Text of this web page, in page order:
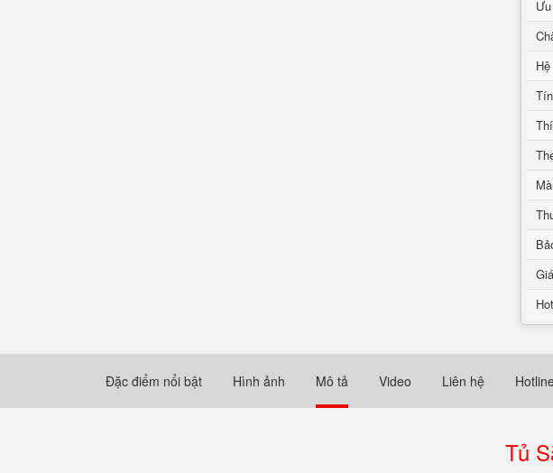
Đặc điểm nổi bật Hình ảnh Mô tả Video Liên hệ
Tủ